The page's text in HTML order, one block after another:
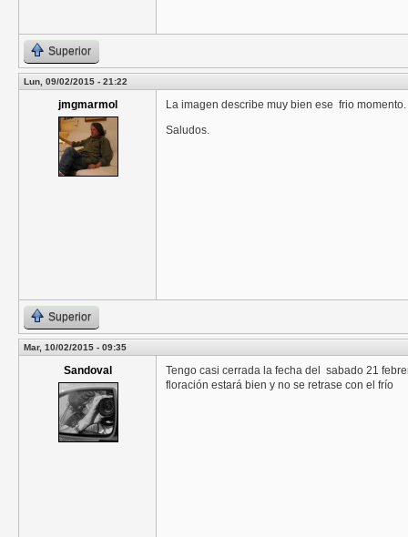
Superior
Lun, 09/02/2015 - 21:22
jmgmarmol
La imagen describe muy bien ese frio
Saludos.
Superior
Mar, 10/02/2015 - 09:35
Sandoval
Tengo casi cerrada la fecha del sabado 21
floración estará bien y no se retrase con el frío